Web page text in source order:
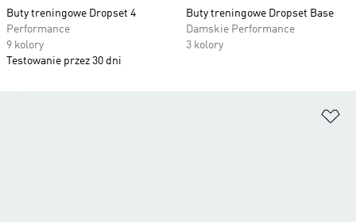
Buty treningowe Dropset 4
Performance
9 kolory
Testowanie przez 30 dni
Buty treningowe Dropset Base
Damskie Performance
3 kolory